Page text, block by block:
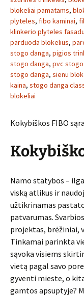
blokeliai pamatams,
plyteles, fibo kaminai,
klinkerio plyteles
parduoda blokelius,
stogo danga, pigios
stogo danga, pvc stogo
stogo danga, sienu
kaina, stogo danga
blokeliai
Kokybiškos FIBO
Namo statybos –
viską atlikus ir
užtikrinamas
patvarumas.
projektas, brėžiniai,
Tinkamai parinkta
sąvoka visiems
vietą pagal savo
gyventi mieste, o
gamtos apsuptyje?